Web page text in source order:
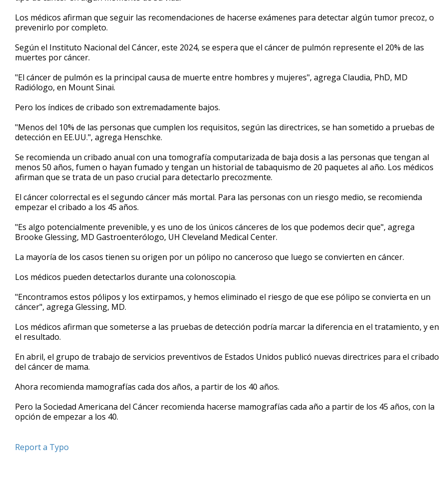
55
seconds Volume
90%
Los médicos afirman que seguir las recomendaciones de hacerse exámenes para detectar algún tumor precoz, o
prevenirlo por completo.
Según el Instituto Nacional del Cáncer, este 2024, se espera que el cáncer de pulmón represente el 20% de las
muertes por cáncer.
"El cáncer de pulmón es la principal causa de muerte entre hombres y mujeres", agrega Claudia, PhD, MD
Radiólogo, en Mount Sinai.
Pero los índices de cribado son extremadamente bajos.
"Menos del 10% de las personas que cumplen los requisitos, según las directrices, se han sometido a pruebas de
detección en EE.UU.", agrega Henschke.
Se recomienda un cribado anual con una tomografía computarizada de baja dosis a las personas que tengan al
menos 50 años, fumen o hayan fumado y tengan un historial de tabaquismo de 20 paquetes al año. Los médicos
afirman que se trata de un paso crucial para detectarlo precozmente.
El cáncer colorrectal es el segundo cáncer más mortal. Para las personas con un riesgo medio, se recomienda
empezar el cribado a los 45 años.
"Es algo potencialmente prevenible, y es uno de los únicos cánceres de los que podemos decir que", agrega
Brooke Glessing, MD Gastroenterólogo, UH Cleveland Medical Center.
La mayoría de los casos tienen su origen por un pólipo no canceroso que luego se convierten en cáncer.
Los médicos pueden detectarlos durante una colonoscopia.
"Encontramos estos pólipos y los extirpamos, y hemos eliminado el riesgo de que ese pólipo se convierta en un
cáncer", agrega Glessing, MD.
Los médicos afirman que someterse a las pruebas de detección podría marcar la diferencia en el tratamiento, y en
el resultado.
En abril, el grupo de trabajo de servicios preventivos de Estados Unidos publicó nuevas directrices para el cribado
del cáncer de mama.
Ahora recomienda mamografías cada dos años, a partir de los 40 años.
Pero la Sociedad Americana del Cáncer recomienda hacerse mamografías cada año a partir de los 45 años, con la
opción de empezar a los 40.
Report a Typo